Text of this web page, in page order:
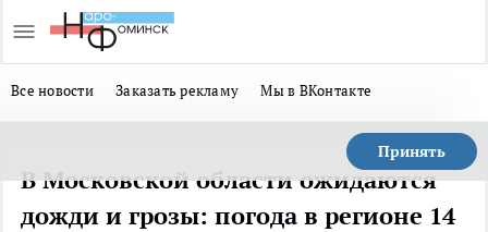
Все новости Заказать рекламу Мы в ВКонтакте
Принять
В Московской области ожидаются
дожди и грозы: погода в регионе 14